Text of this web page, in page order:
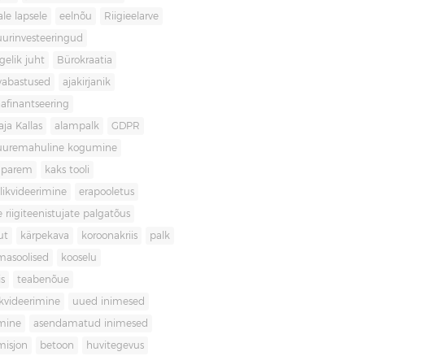
lapsele eelnõu Riigieelarve
juht Bürokraatia
ajakirjanik
Kallas alampalk GDPR
kogumine
kaks tooli
likvideerimine erapooletus
riigiteenistujate palgatõus
kärpekava koroonakriis palk
kooselu
teabenõue
uued inimesed
asendamatud inimesed
betoon huvitegevus